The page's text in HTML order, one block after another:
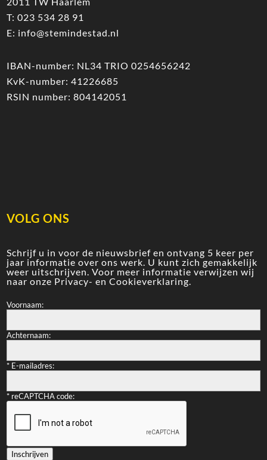
T:023 534 28 91
E: info@stemindestad.nl
IBAN-number: NL34 TRIO 0254656242
KvK-number: 41226685
RSIN number: 804142051
VOLG ONS
Schrijf u in voor de nieuwsbrief en ontvang 5 keer per
jaar informatie over ons werk. U kunt zich gemakkelijk
weer uitschrijven. Voor meer informatie verwijzen wij
naar onze Privacy- en Cookieverklaring.
Voornaam:
Achternaam:
* E-mailadres:
* reCAPTCHA code:
Inschrijven